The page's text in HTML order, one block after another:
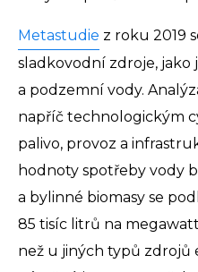
Metastudie z roku 2019
sladkovodní zdroje, jako
a podzemní vody.
napříč technologickým
palivo, provoz a
hodnoty spotřeby vody
a bylinné biomasy se
85 tisíc litrů na
než u jiných typů zdrojů